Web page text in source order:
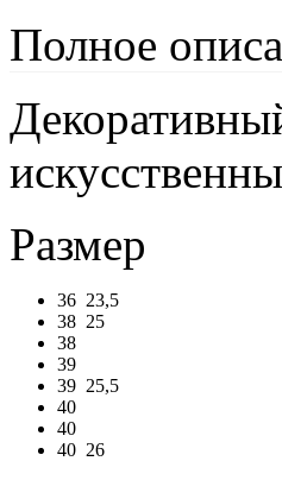
Полное
Размер
36 23,5
38 25
38
39
39 25,5
40
40
40 26